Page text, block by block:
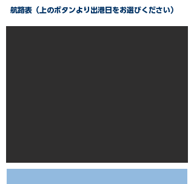
航路表（上のボタンより出港日をお選びください）